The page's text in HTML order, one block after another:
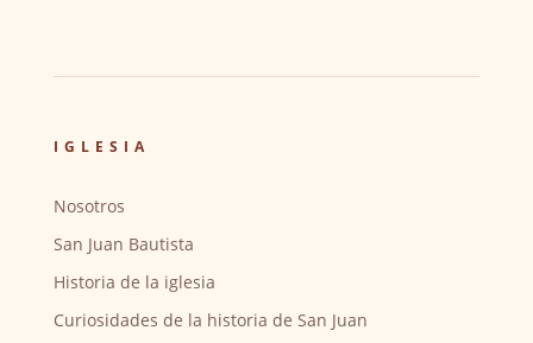
IGLESIA
Nosotros
San Juan Bautista
Historia de la iglesia
Curiosidades de la historia de San Juan